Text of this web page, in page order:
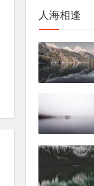
人海相逢